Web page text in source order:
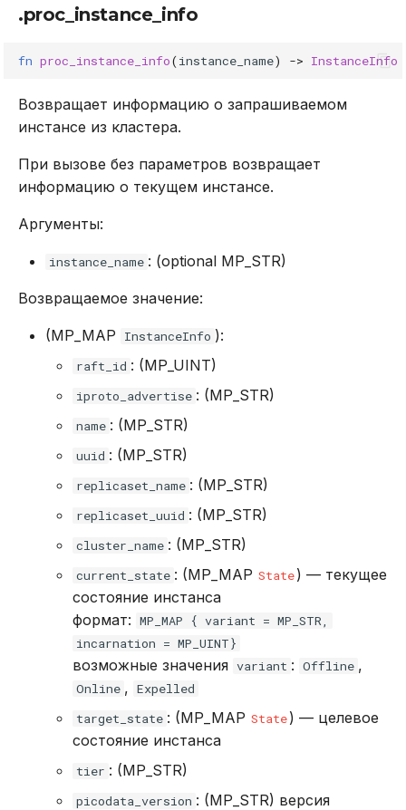
.proc_instance_info
fn proc_instance_info(instance_name) -> InstanceInfo
Возвращает информацию о запрашиваемом
инстансе из кластера.
При вызове без параметров возвращает
информацию о текущем инстансе.
Аргументы:
instance_name : (optional MP_STR)
Возвращаемое значение:
(MP_MAP InstanceInfo ):
raft_id : (MP_UINT)
iproto_advertise : (MP_STR)
name : (MP_STR)
uuid : (MP_STR)
replicaset_name : (MP_STR)
replicaset_uuid : (MP_STR)
cluster_name : (MP_STR)
current_state : (MP_MAP State) — текущее
состояние инстанса
формат: MP_MAP { variant = MP_STR,
incarnation = MP_UINT}
возможные значения variant : Offline ,
Online , Expelled
target_state : (MP_MAP State) — целевое
состояние инстанса
tier : (MP_STR)
picodata_version : (MP_STR) версия